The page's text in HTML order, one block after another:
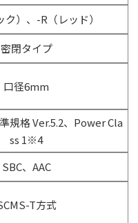
）、-R（レッド）
密閉タイプ
口径6mm
規格 Ver.5.2、Power Cla
ss 1※4
SBC、AAC
T方式